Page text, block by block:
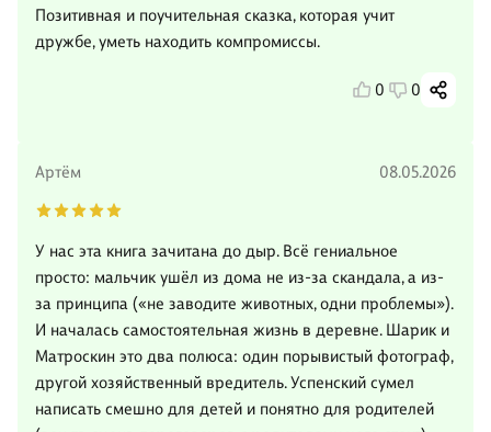
Позитивная и поучительная сказка, которая учит
дружбе, уметь находить компромиссы.
0 0
Артём 08.05.2026
У нас эта книга зачитана до дыр. Всё гениальное
просто: мальчик ушёл из дома не из-за скандала, а из-
за принципа («не заводите животных, одни проблемы»).
И началась самостоятельная жизнь в деревне. Шарик и
Матроскин это два полюса: один порывистый фотограф,
другой хозяйственный вредитель. Успенский сумел
написать смешно для детей и понятно для родителей